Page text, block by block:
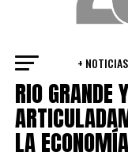
+ NOTICIAS
RÍO GRANDE
RÍO GRANDE
LA